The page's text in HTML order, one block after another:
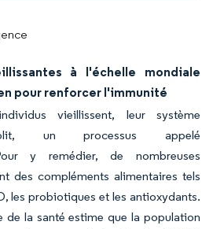
à l'échelle mondiale
pour renforcer l'immunité
vieillissent, leur système
un processus appelé
y remédier, de nombreuses
des compléments alimentaires tels
les probiotiques et les antioxydants.
de la santé estime que la population